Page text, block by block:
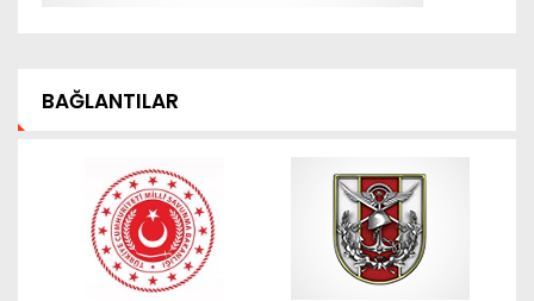
BAĞLANTILAR